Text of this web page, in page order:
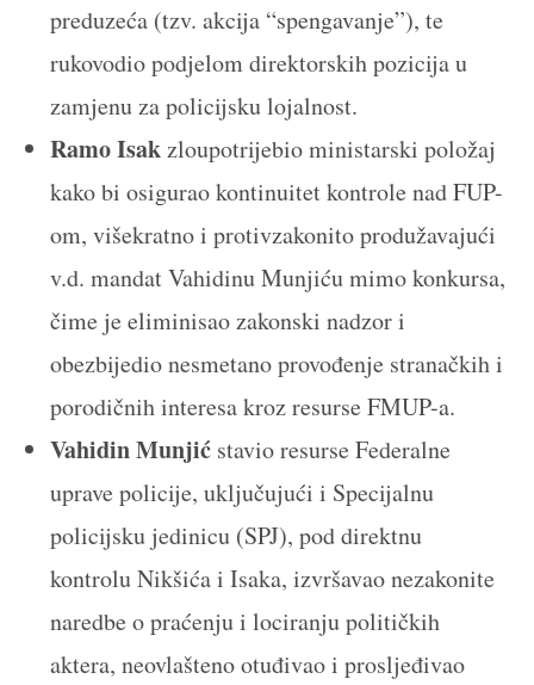
preduzeća (tzv. akcija “spengavanje”), te
rukovodio podjelom direktorskih pozicija u
zamjenu za policijsku lojalnost.
Ramo Isakzloupotrijebio ministarski položaj
kako bi osigurao kontinuitet kontrole nad FUP-
om, višekratno i protivzakonito produžavajući
v.d. mandat Vahidinu Munjiću mimo konkursa,
čime je eliminisao zakonski nadzor i
obezbijedio nesmetano provođenje stranačkih i
porodičnih interesa kroz resurse FMUP-a.
Vahidin Munjić stavio resurse Federalne
uprave policije, uključujući i Specijalnu
policijsku jedinicu (SPJ), pod direktnu
kontrolu Nikšića i Isaka, izvršavao nezakonite
naredbe o praćenju i lociranju političkih
aktera, neovlašteno otuđivao i prosljeđivao